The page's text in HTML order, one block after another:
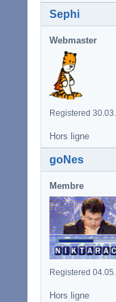
Sephi
Webmaster
Registered
Hors ligne
goNes
Membre
Registered
Hors ligne